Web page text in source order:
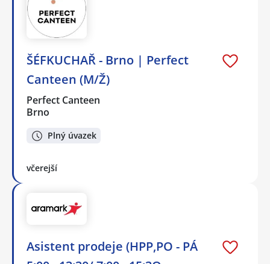
ŠÉFKUCHAŘ - Brno | Perfect
Canteen (M/Ž)
Perfect Canteen
Brno
Plný úvazek
včerejší
Asistent prodeje (HPP,PO - PÁ